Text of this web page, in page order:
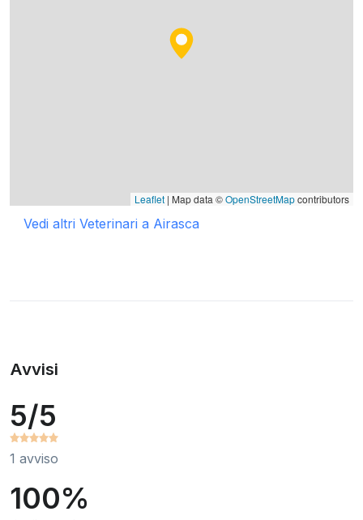
Leaflet | Map data ©OpenStreetMapcontributors
Vedi altri Veterinari a Airasca
Avvisi
5/5
1 avviso
100%